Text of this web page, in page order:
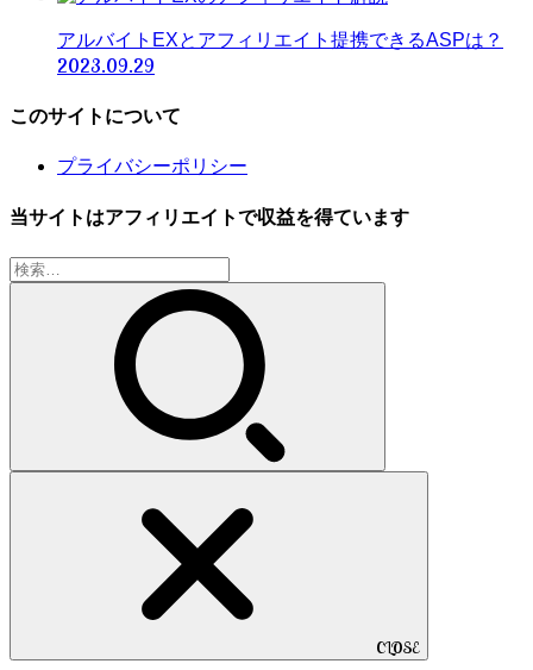
アルバイトEXとアフィリエイト提携できるASPは？
2023.09.29
このサイトについて
プライバシーポリシー
当サイトはアフィリエイトで収益を得ています
検
索:
CLOSE